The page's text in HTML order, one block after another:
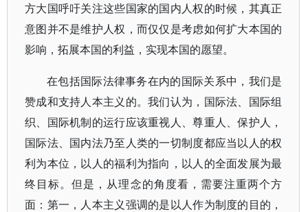
方大国呼吁关注这些国家的国内人权的时候，其真正
意图并不是维护人权，而仅仅是考虑如何扩大本国的
影响，拓展本国的利益，实现本国的愿望。
在包括国际法律事务在内的国际关系中，我们是
赞成和支持人本主义的。我们认为，国际法、国际组
织、国际机制的运行应该重视人、尊重人、保护人，
国际法、国内法乃至人类的一切制度都应当以人的权
利为本位，以人的福利为指向，以人的全面发展为最
终目标。但是，从理念的角度看，需要注重两个方
面：第一，人本主义强调的是以人作为制度的目的，